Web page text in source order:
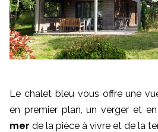
Le chalet bleu vous offre une
en premier plan, un verger et
mer de la pièce à vivre et de la